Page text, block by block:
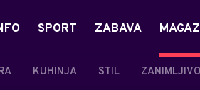
SPORT ZABAVA
KUHINJA STIL